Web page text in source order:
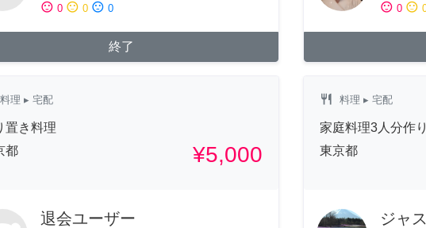
sentiment_satisfied 0 sentiment_neutral 0 sentiment_dissatisfied 0
終了
sentiment_satisfied 0 sentiment_neutral
料理 ▸ 宅配
置き料理
都
¥5,000
退会ユーザー
restaurant 料理 ▸ 宅配
家庭料理3人分作
東京都
ジャ